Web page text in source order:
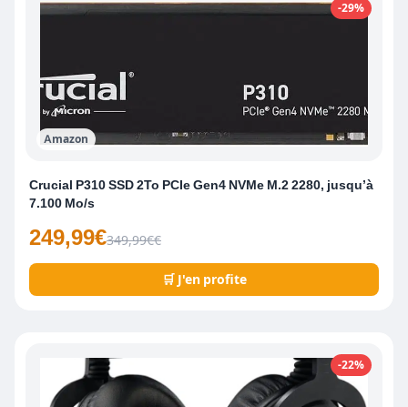
-29%
Amazon
Crucial P310 SSD 2To PCIe Gen4 NVMe M.2 2280, jusqu’à
7.100 Mo/s
249,99€349,99€€
🛒 J'en profite
-22%